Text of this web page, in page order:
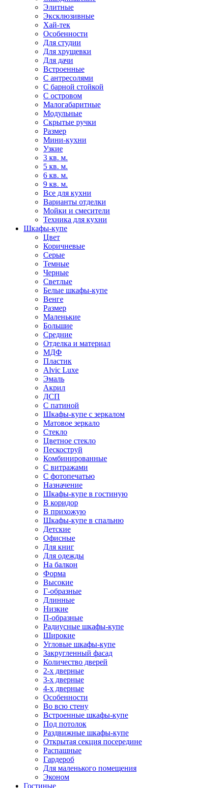
Элитные
Эксклюзивные
Хай-тек
Особенности
Для студии
Для хрущевки
Для дачи
Встроенные
С антресолями
С барной стойкой
С островом
Малогабаритные
Модульные
Скрытые ручки
Размер
Мини-кухни
Узкие
3 кв. м.
5 кв. м.
6 кв. м.
9 кв. м.
Все для кухни
Варианты отделки
Мойки и смесители
Техника для кухни
Шкафы-купе
Цвет
Коричневые
Серые
Темные
Черные
Светлые
Белые шкафы-купе
Венге
Размер
Маленькие
Большие
Средние
Отделка и материал
МДФ
Пластик
Alvic Luxe
Эмаль
Акрил
ДСП
С патиной
Шкафы-купе с зеркалом
Матовое зеркало
Стекло
Цветное стекло
Пескоструй
Комбинированные
С витражами
С фотопечатью
Назначение
Шкафы-купе в гостиную
В коридор
В прихожую
Шкафы-купе в спальню
Детские
Офисные
Для книг
Для одежды
На балкон
Форма
Высокие
Г-образные
Длинные
Низкие
П-образные
Радиусные шкафы-купе
Широкие
Угловые шкафы-купе
Закругленный фасад
Количество дверей
2-х дверные
3-х дверные
4-х дверные
Особенности
Во всю стену
Встроенные шкафы-купе
Под потолок
Раздвижные шкафы-купе
Открытая секция посередине
Распашные
Гардероб
Для маленького помещения
Эконом
Гостиные